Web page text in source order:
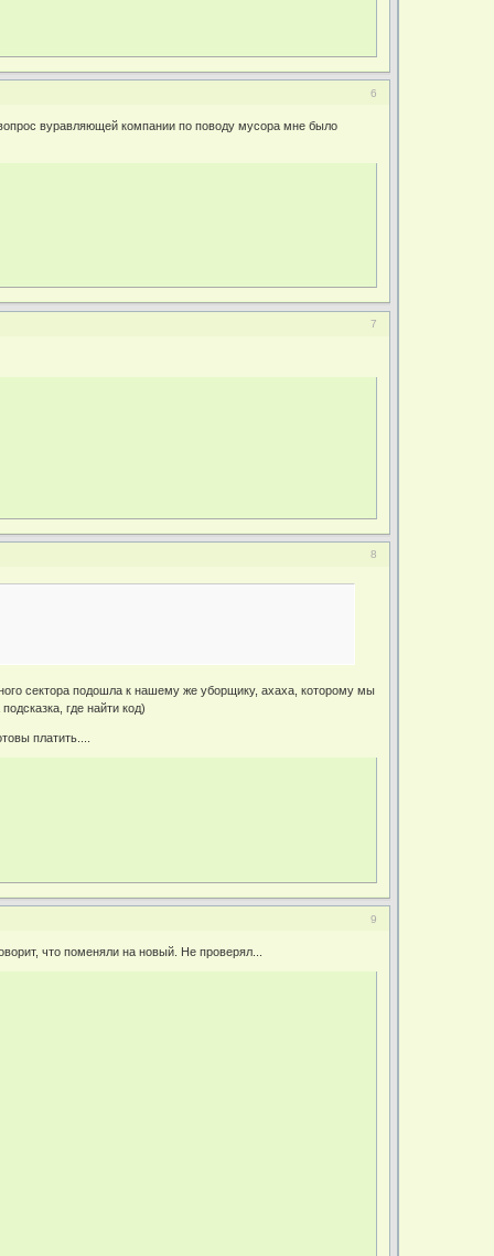
6
вуравляющей компании по поводу мусора мне было
7
8
сектора подошла к нашему же уборщику, ахаха, которому мы
где найти код)
платить....
9
что поменяли на новый. Не проверял...